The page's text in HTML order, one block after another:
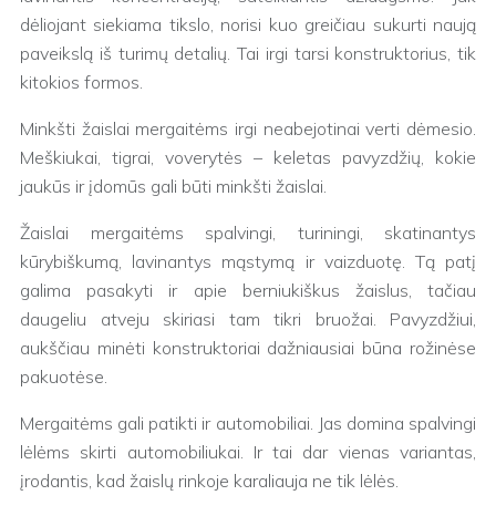
dėliojant siekiama tikslo, norisi kuo greičiau sukurti naują
paveikslą iš turimų detalių. Tai irgi tarsi konstruktorius, tik
kitokios formos.
Minkšti žaislai mergaitėms irgi neabejotinai verti dėmesio.
Meškiukai, tigrai, voverytės – keletas pavyzdžių, kokie
jaukūs ir įdomūs gali būti minkšti žaislai.
Žaislai mergaitėms spalvingi, turiningi, skatinantys
kūrybiškumą, lavinantys mąstymą ir vaizduotę. Tą patį
galima pasakyti ir apie berniukiškus žaislus, tačiau
daugeliu atveju skiriasi tam tikri bruožai. Pavyzdžiui,
aukščiau minėti konstruktoriai dažniausiai būna rožinėse
pakuotėse.
Mergaitėms gali patikti ir automobiliai. Jas domina spalvingi
lėlėms skirti automobiliukai. Ir tai dar vienas variantas,
įrodantis, kad žaislų rinkoje karaliauja ne tik lėlės.